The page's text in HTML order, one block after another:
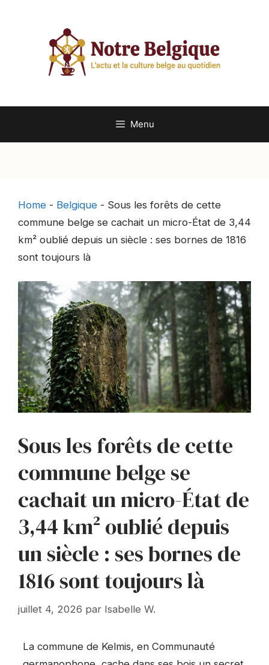
Menu
Home - Belgique - Sous les forêts de cette
commune belge se cachait un micro-État de 3,44
km² oublié depuis un siècle : ses bornes de 1816
sont toujours là
Sous les forêts de cette
commune belge se
cachait un micro-État de
3,44 km² oublié depuis
un siècle : ses bornes de
1816 sont toujours là
juillet 4, 2026 par Isabelle W.
La commune de Kelmis, en Communauté